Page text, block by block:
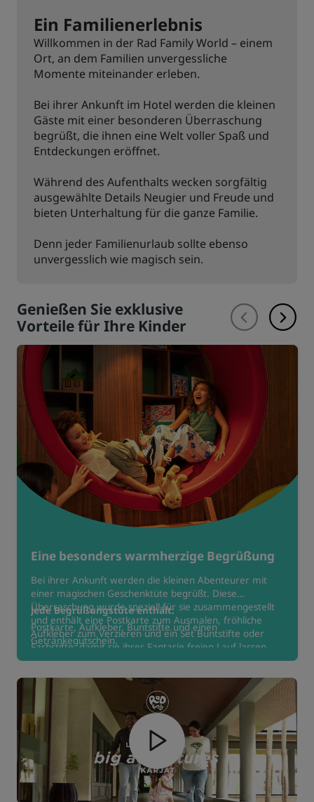
Ein Familienerlebnis
Willkommen in der Rad Family World – einem
Ort, an dem Familien unvergessliche
Momente miteinander erleben.
Bei ihrer Ankunft im Hotel werden die kleinen
Gäste mit einer besonderen Überraschung
begrüßt, die ihnen eine Welt voller Spaß und
Entdeckungen eröffnet.
Während des Aufenthalts wecken sorgfältig
ausgewählte Details Neugier und Freude und
bieten Unterhaltung für die ganze Familie.
Denn jeder Familienurlaub sollte ebenso
unvergesslich wie magisch sein.
Genießen Sie exklusive
Vorteile für Ihre Kinder
Eine besonders warmherzige Begrüßung
Bei ihrer Ankunft werden die kleinen Abenteurer mit
einer magischen Geschenktüte begrüßt. Diese
Überraschung wurde speziell für sie zusammengestellt
und enthält eine Postkarte zum Ausmalen, fröhliche
Aufkleber zum Verzieren und ein Set Buntstifte oder
Farbstifte, damit sie ihrer Fantasie freien Lauf lassen
können. Wie wäre es mit einem kleinen Extra? Ein
Entdecker eine erfrischende Belohnung verdient!
Jede Begrüßungstüte enthält:
Postkarte, Aufkleber, Buntstifte und einen
Getränkegutschein.